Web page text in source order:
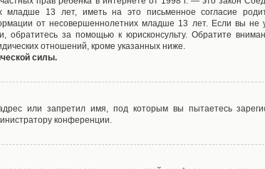
младше 13 лет, иметь на это письменное согласие
от несовершеннолетних младше 13 лет. Если вы не
за помощью к юрисконсульту. Обратите
отношений, кроме указанных ниже.
силы.
или запретил имя, под которым вы пытаетесь
конференции.